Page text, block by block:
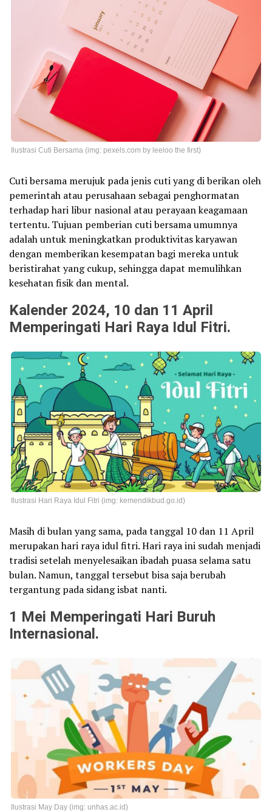
Ilustrasi Cuti Bersama (img: pexels.com by leeloo the first)
Cuti bersama merujuk pada jenis cuti yang di berikan oleh
pemerintah atau perusahaan sebagai penghormatan
terhadap hari libur nasional atau perayaan keagamaan
tertentu. Tujuan pemberian cuti bersama umumnya
adalah untuk meningkatkan produktivitas karyawan
dengan memberikan kesempatan bagi mereka untuk
beristirahat yang cukup, sehingga dapat memulihkan
kesehatan fisik dan mental.
Kalender 2024, 10 dan 11 April
Memperingati Hari Raya Idul Fitri.
Ilustrasi Hari Raya Idul Fitri (img: kemendikbud.go.id)
Masih di bulan yang sama, pada tanggal 10 dan 11 April
merupakan hari raya idul fitri. Hari raya ini sudah menjadi
tradisi setelah menyelesaikan ibadah puasa selama satu
bulan. Namun, tanggal tersebut bisa saja berubah
tergantung pada sidang isbat nanti.
1 Mei Memperingati Hari Buruh
Internasional.
Ilustrasi May Day (img: unhas.ac.id)